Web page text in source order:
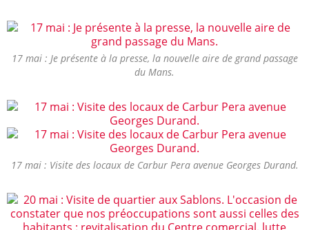
17 mai : Je présente à la presse, la nouvelle aire de grand passage
du Mans.
17 mai : Visite des locaux de Carbur Pera avenue Georges Durand.